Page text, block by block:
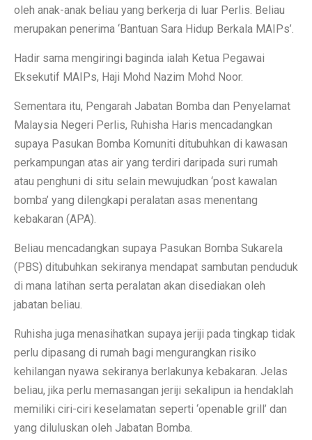
oleh anak-anak beliau yang berkerja di luar Perlis. Beliau
merupakan penerima ‘Bantuan Sara Hidup Berkala MAIPs’.
Hadir sama mengiringi baginda ialah Ketua Pegawai
Eksekutif MAIPs, Haji Mohd Nazim Mohd Noor.
Sementara itu, Pengarah Jabatan Bomba dan Penyelamat
Malaysia Negeri Perlis, Ruhisha Haris mencadangkan
supaya Pasukan Bomba Komuniti ditubuhkan di kawasan
perkampungan atas air yang terdiri daripada suri rumah
atau penghuni di situ selain mewujudkan ‘post kawalan
bomba’ yang dilengkapi peralatan asas menentang
kebakaran (APA).
Beliau mencadangkan supaya Pasukan Bomba Sukarela
(PBS) ditubuhkan sekiranya mendapat sambutan penduduk
di mana latihan serta peralatan akan disediakan oleh
jabatan beliau.
Ruhisha juga menasihatkan supaya jeriji pada tingkap tidak
perlu dipasang di rumah bagi mengurangkan risiko
kehilangan nyawa sekiranya berlakunya kebakaran. Jelas
beliau, jika perlu memasangan jeriji sekalipun ia hendaklah
memiliki ciri-ciri keselamatan seperti ‘openable grill’ dan
yang diluluskan oleh Jabatan Bomba.